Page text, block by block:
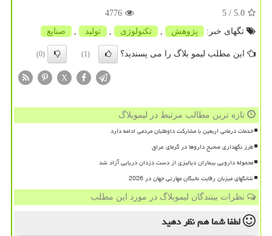
5.0
/ 5
4776
تگهای خبر:
پژوهش تكنولوژی تولید صنایع
این مطلب لیمو بلاگ را می پسندید؟ (1)
(0)
X
تازه ترین مطالب مرتبط در لیموبلاگ
خدمات درمانی اربعین با مشارکت داوطلبان مردمی ادامه دارد
طرز نگهداری صحیح داروها در گرمای عراق
محموله دارویی بیماران دیالیزی از دست دزدان دریایی آزاد شد
شانگهای میزبان رقابت نخبگان مهارتی جهان در 2026
نظرات بینندگان لیموبلاگ در مورد این مطلب
لطفا شما همنظر دهید